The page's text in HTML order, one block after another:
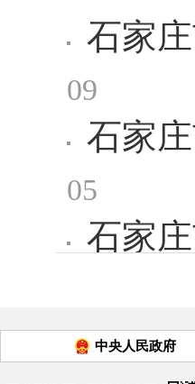
石家
09
石家
05
石家